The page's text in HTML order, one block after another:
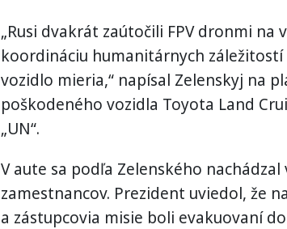
„Rusi dvakrát zaútočili FPV dronmi na
koordináciu humanitárnych
vozidlo mieria,“ napísal Zelenskyj na
poškodeného vozidla Toyota Land
„UN“.
V aute sa podľa Zelenského
zamestnancov. Prezident uviedol, že
a zástupcovia misie boli evakuovaní